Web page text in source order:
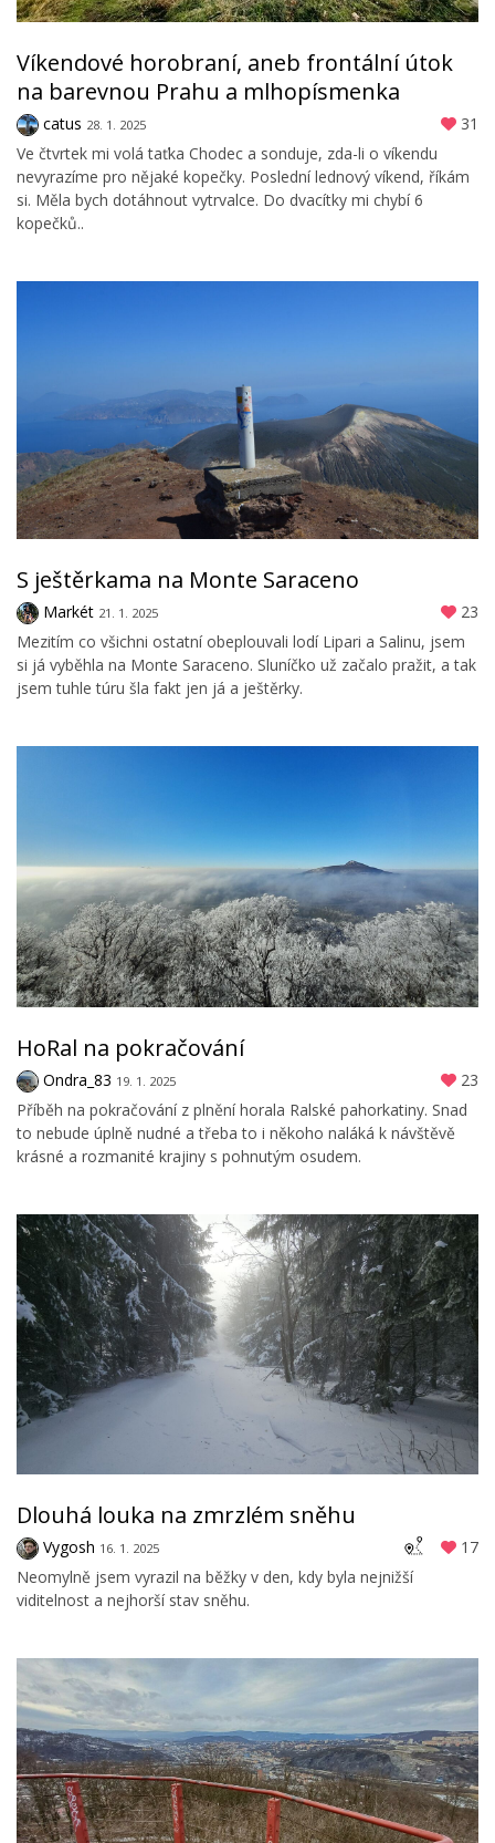
Víkendové horobraní, aneb frontální útok
na barevnou Prahu a mlhopísmenka
catus 28. 1. 2025
31
Ve čtvrtek mi volá taťka Chodec a sonduje, zda-li o víkendu
nevyrazíme pro nějaké kopečky. Poslední lednový víkend, říkám
si. Měla bych dotáhnout vytrvalce. Do dvacítky mi chybí 6
kopečků..
S ještěrkama na Monte Saraceno
Markét 21. 1. 2025
23
Mezitím co všichni ostatní obeplouvali lodí Lipari a Salinu, jsem
si já vyběhla na Monte Saraceno. Sluníčko už začalo pražit, a tak
jsem tuhle túru šla fakt jen já a ještěrky.
HoRal na pokračování
Ondra_83 19. 1. 2025
23
Příběh na pokračování z plnění horala Ralské pahorkatiny. Snad
to nebude úplně nudné a třeba to i někoho naláká k návštěvě
krásné a rozmanité krajiny s pohnutým osudem.
Dlouhá louka na zmrzlém sněhu
Vygosh 16. 1. 2025
17
Neomylně jsem vyrazil na běžky v den, kdy byla nejnižší
viditelnost a nejhorší stav sněhu.